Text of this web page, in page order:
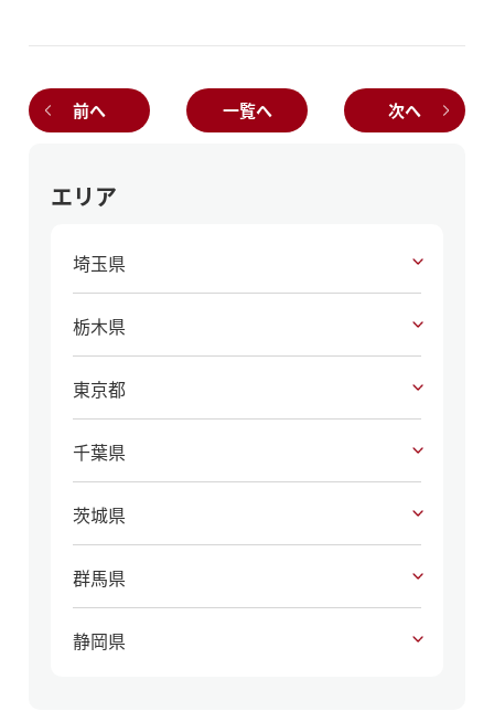
前へ 一覧へ 次へ
エリア
埼玉県
栃木県
東京都
千葉県
茨城県
群馬県
静岡県